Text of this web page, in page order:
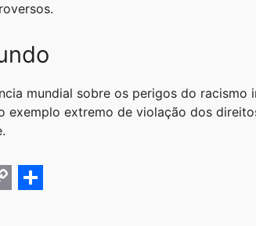
mundial sobre os perigos do racismo
exemplo extremo de violação dos